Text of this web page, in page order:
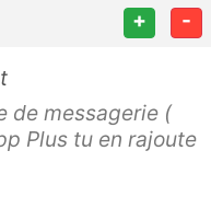
+ -
de messagerie (
Plus tu en rajoute